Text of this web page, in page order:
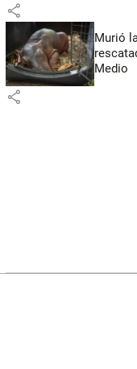
share
Murió
Medio
share